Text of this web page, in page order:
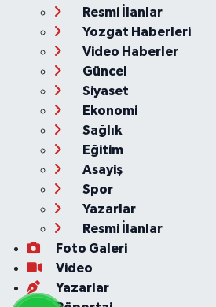
Resmi İlanlar
Yozgat Haberleri
Video Haberler
Güncel
Siyaset
Ekonomi
Sağlık
Eğitim
Asayiş
Spor
Yazarlar
Resmi İlanlar
Foto Galeri
Video
Yazarlar